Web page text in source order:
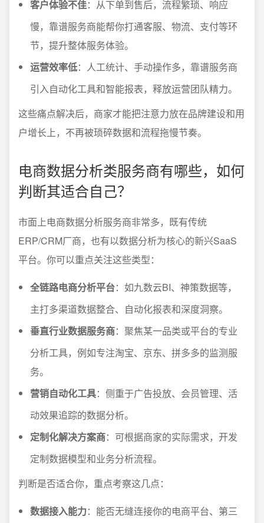
客户体验不佳：从下单到售后，流程繁琐、响应
慢，靠谱服务商能帮你打通客服、物流、支付等环
节，提升整体服务体验。
运营效率低：人工统计、手动操作多，靠谱服务商
引入自动化工具和智能报表，释放运营团队精力。
这些痛点解决后，商家才能把注意力放在品牌建设和用
户增长上，不再被琐碎数据和流程拖慢节奏。
电商数据分析类服务商有哪些，如何
判断其适合自己？
市面上电商数据分析服务商非常多，既有传统
ERP/CRM厂商，也有以数据分析为核心的新兴SaaS
平台。你可以重点关注这些类型：
全链路电商分析平台：如九数云BI、神策数据等，
主打多渠道数据整合、自动化报表和深度洞察。
垂直行业数据服务商：聚焦某一品类或平台的专业
分析工具，例如专注淘宝、京东、拼多多的监测服
务。
营销自动化工具：侧重于广告投放、会员管理、活
动效果追踪的数据分析。
定制化解决方案商：可根据商家的实际需求，开发
定制数据模型和业务分析流程。
判断是否适合你，重点考察这几点：
数据接入能力：能否无缝连接你的电商平台、第三